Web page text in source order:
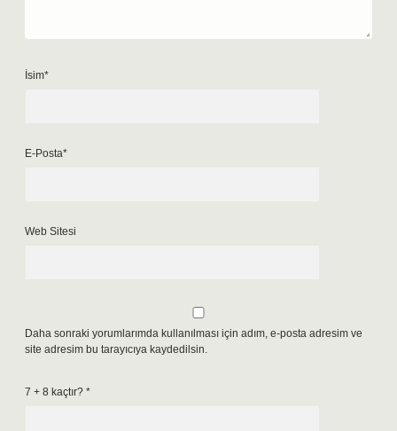
İsim*
E-Posta*
Web Sitesi
Daha sonraki yorumlarımda kullanılması için adım, e-posta adresim ve
site adresim bu tarayıcıya kaydedilsin.
7 + 8 kaçtır? *